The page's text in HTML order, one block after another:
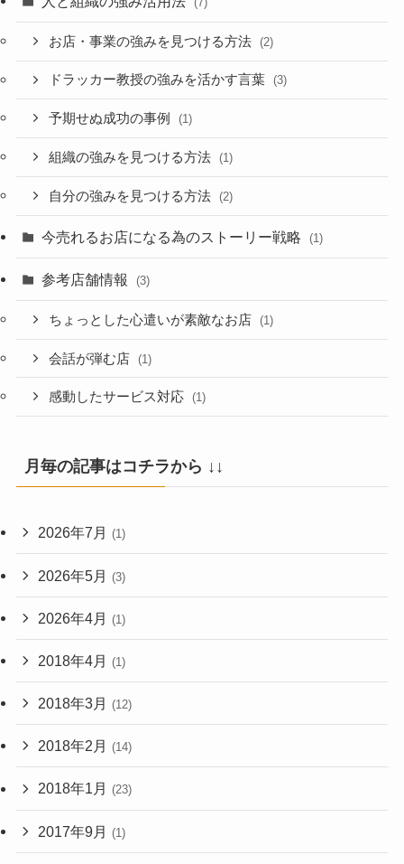
お店・事業の強みを見つける方法 (2)
ドラッカー教授の強みを活かす言葉 (3)
予期せぬ成功の事例 (1)
組織の強みを見つける方法 (1)
自分の強みを見つける方法 (2)
今売れるお店になる為のストーリー戦略 (1)
参考店舗情報 (3)
ちょっとした心遣いが素敵なお店 (1)
会話が弾む店 (1)
感動したサービス対応 (1)
月毎の記事はコチラから ↓↓
2026年7月 (1)
2026年5月 (3)
2026年4月 (1)
2018年4月 (1)
2018年3月 (12)
2018年2月 (14)
2018年1月 (23)
2017年9月 (1)